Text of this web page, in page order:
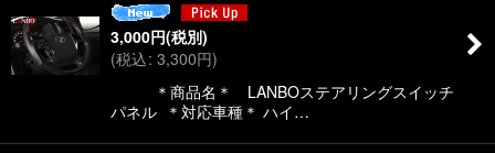
3,000円(税別)
(税込: 3,300円)
＊商品名＊ LANBOステアリングスイッチ
パネル ＊対応車種＊ ハイ…